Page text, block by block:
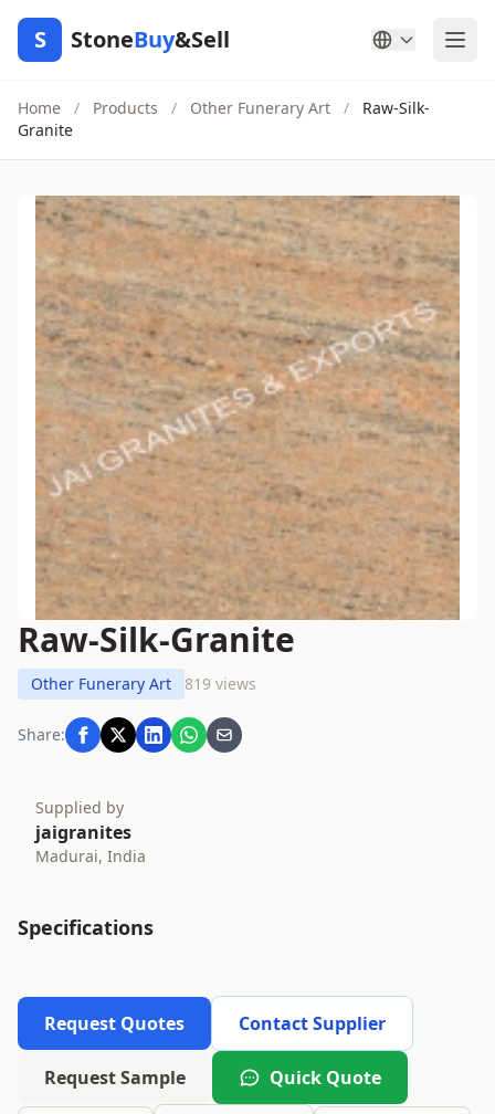
S StoneBuy&Sell
Home / Products / Other Funerary Art /
Raw-Silk-
Granite
Raw-Silk-Granite
Other Funerary Art 819 views
Share:
Supplied by
jaigranites
Madurai, India
Specifications
Request Quotes Contact Supplier
Request Sample Quick Quote